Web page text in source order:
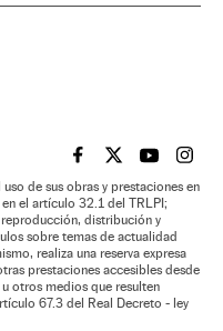
EL PAÍS BRASIL EN
EL PAÍSEL PAÍS
EL
de sus obras y prestaciones en
el artículo 32.1 del TRLPI;
reproducción, distribución y
sobre temas de actualidad
realiza una reserva expresa
prestaciones accesibles desde
otros medios que resulten
67.3 del Real Decreto - ley